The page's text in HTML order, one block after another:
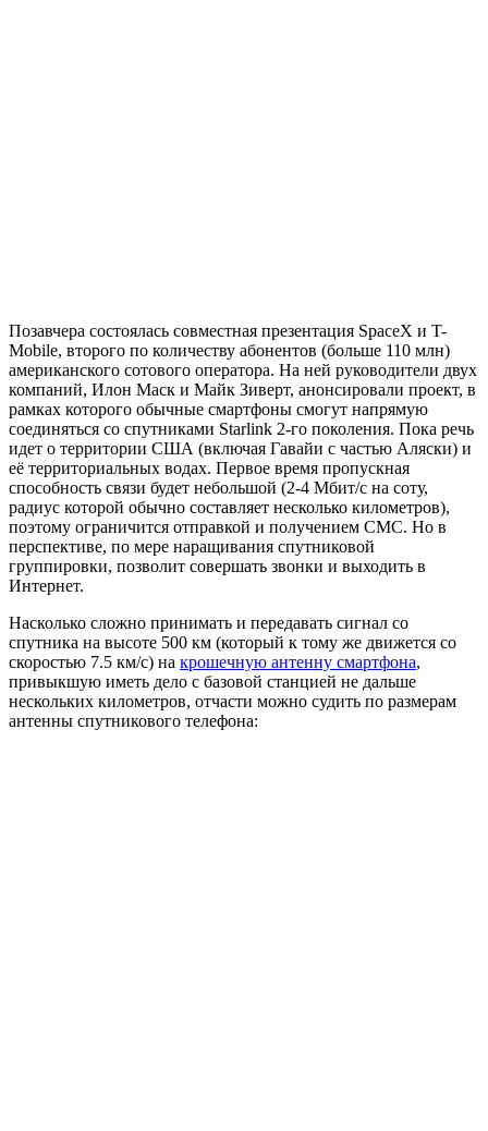
Позавчера состоялась совместная презентация SpaceX и T-
Mobile, второго по количеству абонентов (больше 110 млн)
американского сотового оператора. На ней руководители двух
компаний, Илон Маск и Майк Зиверт, анонсировали проект, в
рамках которого обычные смартфоны смогут напрямую
соединяться со спутниками Starlink 2-го поколения. Пока речь
идет о территории США (включая Гавайи с частью Аляски) и
её территориальных водах. Первое время пропускная
способность связи будет небольшой (2-4 Мбит/с на соту,
радиус которой обычно составляет несколько километров),
поэтому ограничится отправкой и получением СМС. Но в
перспективе, по мере наращивания спутниковой
группировки, позволит совершать звонки и выходить в
Интернет.
Насколько сложно принимать и передавать сигнал со
спутника на высоте 500 км (который к тому же движется со
скоростью 7.5 км/с) на крошечную антенну смартфона,
привыкшую иметь дело с базовой станцией не дальше
нескольких километров, отчасти можно судить по размерам
антенны спутникового телефона: